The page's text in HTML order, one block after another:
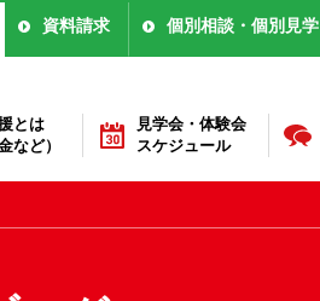
資料請求 個別相談・個別見学
とは
など）
見学会・体験会
スケジュール